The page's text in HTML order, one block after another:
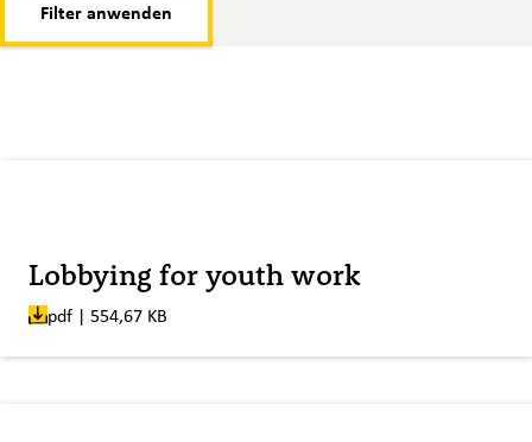
Lobbying for youth work
pdf | 554,67 KB